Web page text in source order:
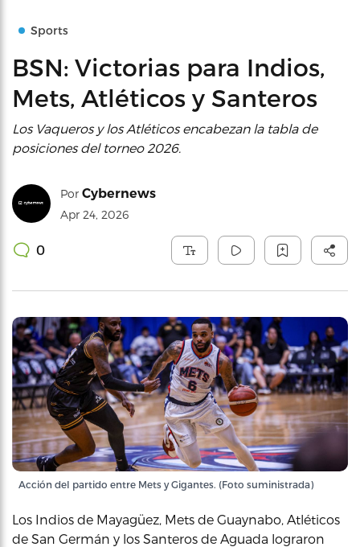
Sports
BSN: Victorias para Indios,
Mets, Atléticos y Santeros
Los Vaqueros y los Atléticos encabezan la tabla de
posiciones del torneo 2026.
Por Cybernews
Apr 24, 2026
0
Acción del partido entre Mets y Gigantes. (Foto suministrada)
Los Indios de Mayagüez, Mets de Guaynabo, Atléticos
de San Germán y los Santeros de Aguada lograron